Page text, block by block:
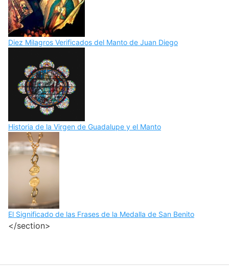
Diez Milagros Verificados del Manto de Juan Diego
Historia de la Virgen de Guadalupe y el Manto
El Significado de las Frases de la Medalla de San Benito
</section>